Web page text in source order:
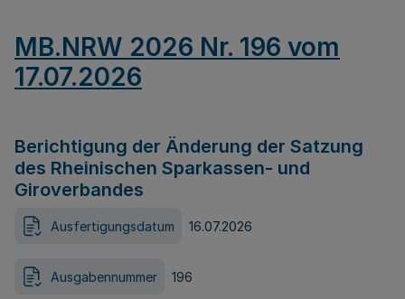
MB.NRW 2026 Nr. 196 vom
17.07.2026
Berichtigung der Änderung der Satzung
des Rheinischen Sparkassen- und
Giroverbandes
Ausfertigungsdatum 16.07.2026
Ausgabennummer 196